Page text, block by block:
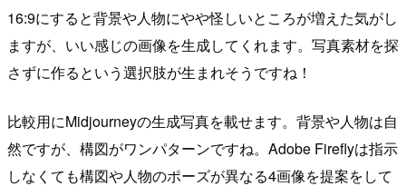
16:9にすると背景や人物にやや怪しいところが増えた気がし
ますが、いい感じの画像を生成してくれます。写真素材を探
さずに作るという選択肢が生まれそうですね！
比較用にMidjourneyの生成写真を載せます。背景や人物は自
然ですが、構図がワンパターンですね。Adobe Fireflyは指示
しなくても構図や人物のポーズが異なる4画像を提案をして